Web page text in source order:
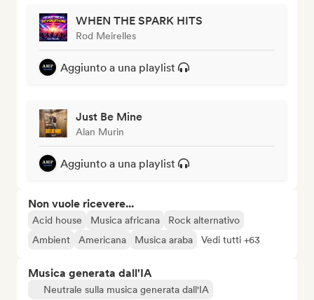
WHEN THE SPARK HITS
Rod Meirelles
Aggiunto a una playlist
Just Be Mine
Alan Murin
Aggiunto a una playlist
Non vuole ricevere...
Acid house Musica africana
Rock alternativo
Ambient
Americana Musica araba Vedi tutti +63
Musica generata dall'IA
Neutrale sulla musica generata dall'IA